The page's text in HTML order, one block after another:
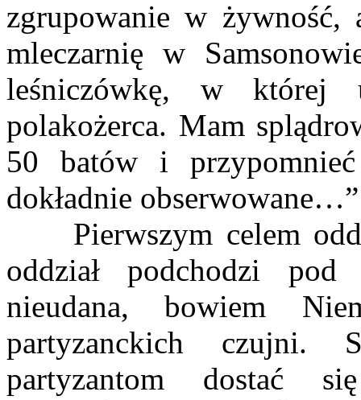
zgrupowanie w
mleczarnię w
leśniczówkę, w której
polakożerca. Mam
50 batów i
dokładnie obserwowane…”
Pierwszym celem
oddział podchodzi
nieudana, bowiem
partyzanckich czujni.
partyzantom dostać